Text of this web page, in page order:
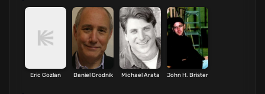
Eric Gozlan Daniel Grodnik Michael Arata John H. Brister